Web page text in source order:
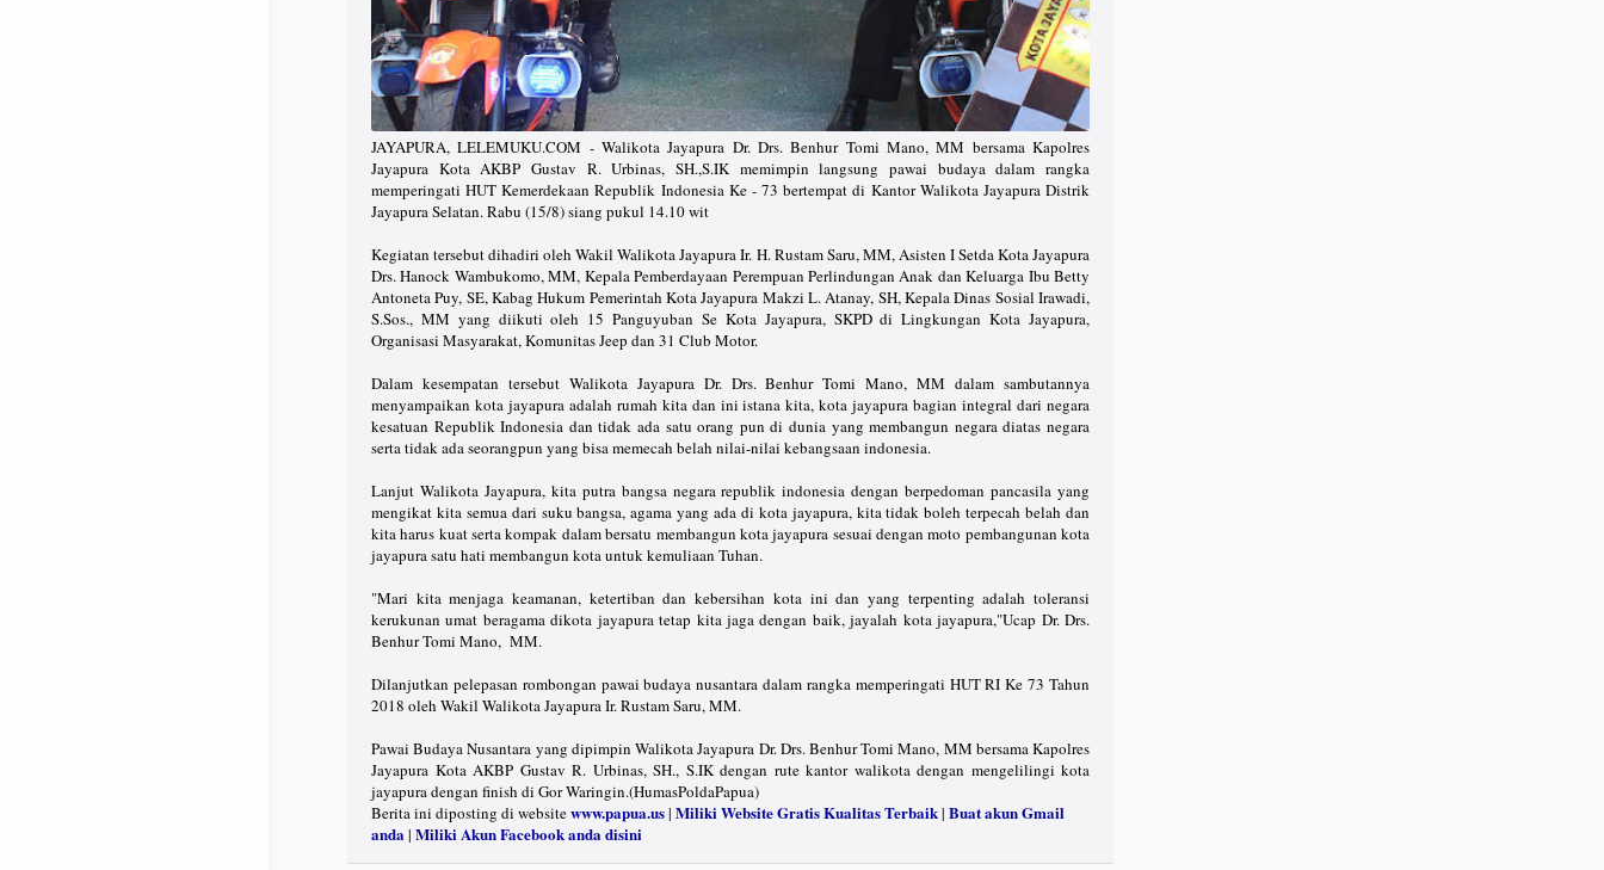
JAYAPURA, LELEMUKU.COM - Walikota Jayapura Dr. Drs. Benhur Tomi Mano, MM bersama Kapolres
Jayapura Kota AKBP Gustav R. Urbinas, SH.,S.IK memimpin langsung pawai budaya dalam rangka
memperingati HUT Kemerdekaan Republik Indonesia Ke - 73 bertempat di Kantor Walikota Jayapura Distrik
Jayapura Selatan. Rabu (15/8) siang pukul 14.10 wit
Kegiatan tersebut dihadiri oleh Wakil Walikota Jayapura Ir. H. Rustam Saru, MM, Asisten I Setda Kota Jayapura
Drs. Hanock Wambukomo, MM, Kepala Pemberdayaan Perempuan Perlindungan Anak dan Keluarga Ibu Betty
Antoneta Puy, SE, Kabag Hukum Pemerintah Kota Jayapura Makzi L. Atanay, SH, Kepala Dinas Sosial Irawadi,
S.Sos., MM yang diikuti oleh 15 Panguyuban Se Kota Jayapura, SKPD di Lingkungan Kota Jayapura,
Organisasi Masyarakat, Komunitas Jeep dan 31 Club Motor.
Dalam kesempatan tersebut Walikota Jayapura Dr. Drs. Benhur Tomi Mano, MM dalam sambutannya
menyampaikan kota jayapura adalah rumah kita dan ini istana kita, kota jayapura bagian integral dari negara
kesatuan Republik Indonesia dan tidak ada satu orang pun di dunia yang membangun negara diatas negara
serta tidak ada seorangpun yang bisa memecah belah nilai-nilai kebangsaan indonesia.
Lanjut Walikota Jayapura, kita putra bangsa negara republik indonesia dengan berpedoman pancasila yang
mengikat kita semua dari suku bangsa, agama yang ada di kota jayapura, kita tidak boleh terpecah belah dan
kita harus kuat serta kompak dalam bersatu membangun kota jayapura sesuai dengan moto pembangunan kota
jayapura satu hati membangun kota untuk kemuliaan Tuhan.
"Mari kita menjaga keamanan, ketertiban dan kebersihan kota ini dan yang terpenting adalah toleransi
kerukunan umat beragama dikota jayapura tetap kita jaga dengan baik, jayalah kota jayapura,"Ucap Dr. Drs.
Benhur Tomi Mano, MM.
Dilanjutkan pelepasan rombongan pawai budaya nusantara dalam rangka memperingati HUT RI Ke 73 Tahun
2018 oleh Wakil Walikota Jayapura Ir. Rustam Saru, MM.
Pawai Budaya Nusantara yang dipimpin Walikota Jayapura Dr. Drs. Benhur Tomi Mano, MM bersama Kapolres
Jayapura Kota AKBP Gustav R. Urbinas, SH., S.IK dengan rute kantor walikota dengan mengelilingi kota
jayapura dengan finish di Gor Waringin.(HumasPoldaPapua)
Berita ini diposting di websitewww.papua.us| Miliki Website Gratis Kualitas Terbaik| Buat akun Gmail
anda| Miliki Akun Facebook anda disini